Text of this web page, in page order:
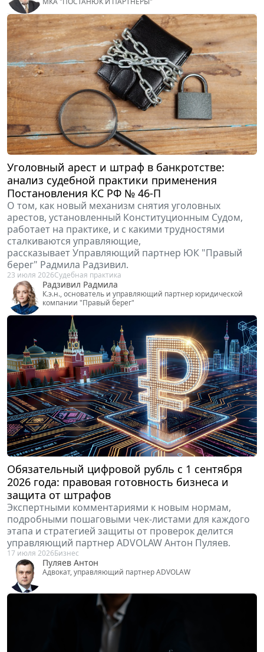
Уголовный арест и штраф в банкротстве:
анализ судебной практики применения
Постановления КС РФ № 46-П
О том, как новый механизм снятия уголовных
арестов, установленный Конституционным Судом,
работает на практике, и с какими трудностями
сталкиваются управляющие,
рассказывает Управляющий партнер ЮК "Правый
берег" Радмила Радзивил.
23 июля 2026Судебная практика
Радзивил Радмила
К.э.н., основатель и управляющий партнер юридической
компании "Правый берег"
Обязательный цифровой рубль с 1 сентября
2026 года: правовая готовность бизнеса и
защита от штрафов
Экспертными комментариями к новым нормам,
подробными пошаговыми чек-листами для каждого
этапа и стратегией защиты от проверок делится
управляющий партнер ADVOLAW Антон Пуляев.
17 июля 2026Бизнес
Пуляев Антон
Адвокат, управляющий партнер ADVOLAW